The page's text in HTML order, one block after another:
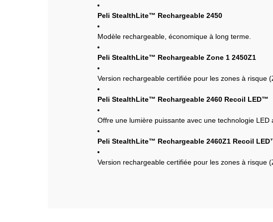
Peli StealthLite™ Rechargeable 2450
Modèle rechargeable, économique à long terme.
Peli StealthLite™ Rechargeable Zone 1 2450Z1
Version rechargeable certifiée pour les zones à risque
Peli StealthLite™ Rechargeable 2460 Recoil LED™
Offre une lumière puissante avec une technologie LED
Peli StealthLite™ Rechargeable 2460Z1 Recoil
Version rechargeable certifiée pour les zones à risque